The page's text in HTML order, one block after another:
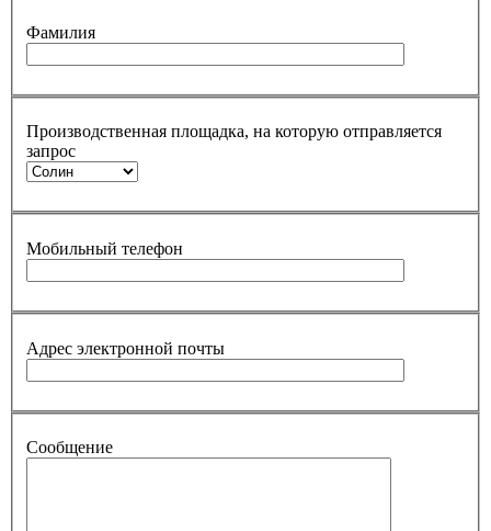
Фамилия
Производственная площадка, на которую отправляется
запрос
Мобильный телефон
Адрес электронной почты
Сообщение